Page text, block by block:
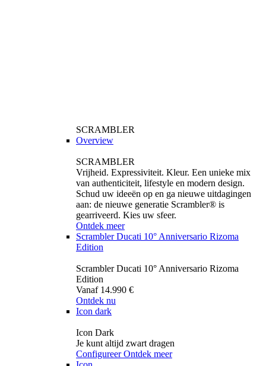
SCRAMBLER
Overview
SCRAMBLER
Vrijheid. Expressiviteit. Kleur. Een unieke mix
van authenticiteit, lifestyle en modern design.
Schud uw ideeën op en ga nieuwe uitdagingen
aan: de nieuwe generatie Scrambler® is
gearriveerd. Kies uw sfeer.
Ontdek meer
Scrambler Ducati 10° Anniversario Rizoma
Edition
Scrambler Ducati 10° Anniversario Rizoma
Edition
Vanaf 14.990 €
Ontdek nu
Icon dark
Icon Dark
Je kunt altijd zwart dragen
Configureer Ontdek meer